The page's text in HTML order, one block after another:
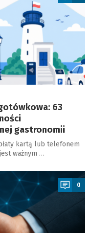
63
gastronomii
kartą lub telefonem
ważnym …
0